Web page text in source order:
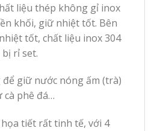
liệu thép không gỉ inox
khối, giữ nhiệt tốt. Bên
tốt, chất liệu inox 304
rỉ set.
giữ nước nóng ấm (trà)
cà phê đá…
tiết rất tinh tế, với 4